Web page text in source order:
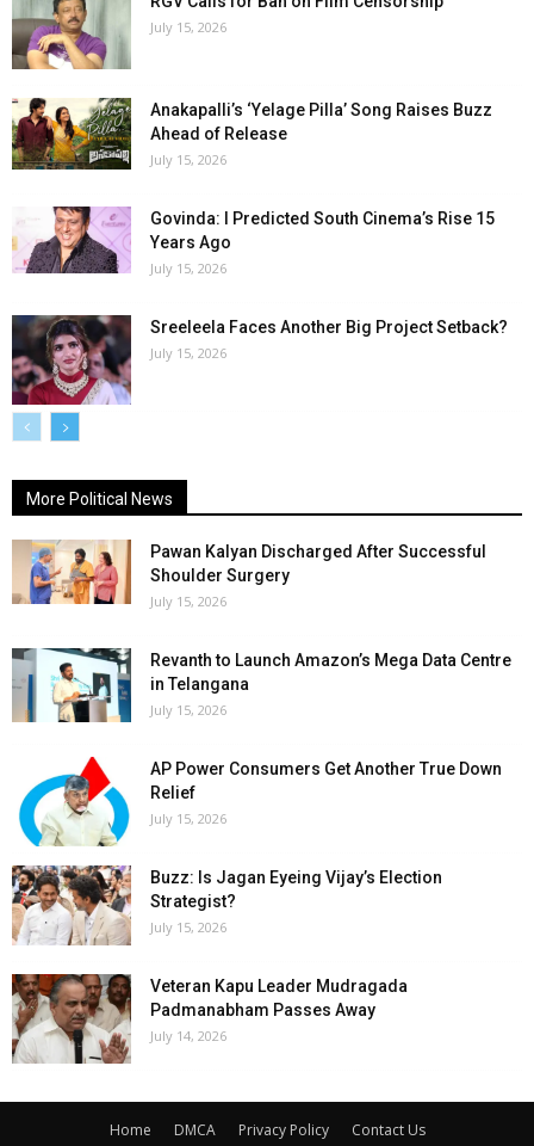
July 15, 2026
Anakapalli’s ‘Yelage Pilla’ Song Raises Buzz
Ahead of Release
July 15, 2026
Govinda: I Predicted South Cinema’s Rise 15
Years Ago
July 15, 2026
Sreeleela Faces Another Big Project Setback?
July 15, 2026
More Political News
Pawan Kalyan Discharged After Successful
Shoulder Surgery
July 15, 2026
Revanth to Launch Amazon’s Mega Data Centre
in Telangana
July 15, 2026
AP Power Consumers Get Another True Down
Relief
July 15, 2026
Buzz: Is Jagan Eyeing Vijay’s Election
Strategist?
July 15, 2026
Veteran Kapu Leader Mudragada
Padmanabham Passes Away
July 14, 2026
Home DMCA Privacy Policy Contact Us